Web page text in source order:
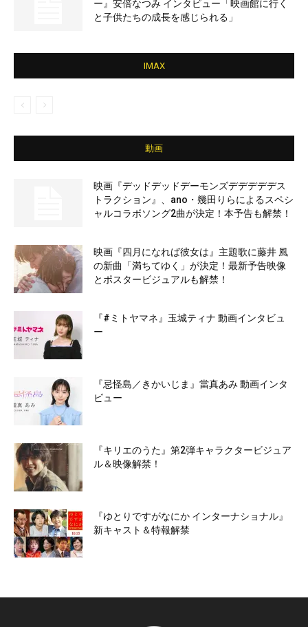
ー』安倍なつみ インタビュー「映画館に行く
と子供たちの成長を感じられる」
IMAX
動画
映画『デッドデッドデーモンズデデデデデス
トラクション』、ano・幾田りらによるスペシ
ャルコラボソング2曲が決定！本予告も解禁！
映画『四月になれば彼女は』主題歌に藤井 風
の新曲「満ちてゆく」が決定！最新予告映像
とポスタービジュアルも解禁！
『#ミトヤマネ』玉城ティナ 動画インタビュ
ー
『忌怪島／きかいじま』當真あみ 動画インタ
ビュー
『キリエのうた』第2弾キャラクタービジュア
ル＆映像解禁！
『ゆとりですがなにか インターナショナル』
新キャスト＆特報解禁